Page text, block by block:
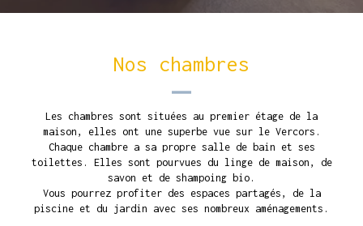
Nos chambres
Les chambres sont situées au premier étage de la
maison, elles ont une superbe vue sur le Vercors.
Chaque chambre a sa propre salle de bain et ses
toilettes. Elles sont pourvues du linge de maison, de
savon et de shampoing bio.
Vous pourrez profiter des espaces partagés, de la
piscine et du jardin avec ses nombreux aménagements.